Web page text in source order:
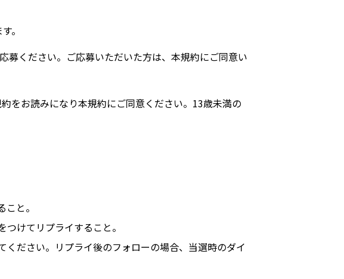
。
募ください。ご応募いただいた方は、本規約にご同意い
をお読みになり本規約にご同意ください。13歳未満の
と。
つけてリプライすること。
ください。リプライ後のフォローの場合、当選時のダイ